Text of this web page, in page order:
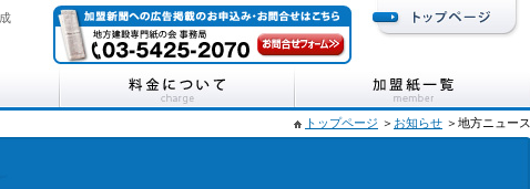
トップページ ＞ お知らせ ＞地方ニュース